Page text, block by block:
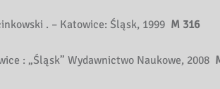
. – Katowice: Śląsk, 1999 M 316
: „Śląsk” Wydawnictwo Naukowe, 2008